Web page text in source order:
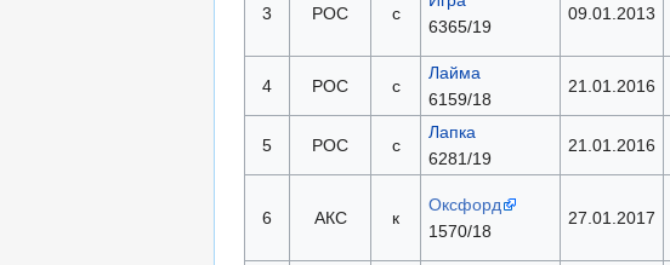
3 РОС с
6365/19
09.01.2013
4 РОС с
Лайма
6159/18
21.01.2016
5 РОС с
Лапка
6281/19
21.01.2016
6 АКС к
Оксфорд
1570/18
27.01.2017